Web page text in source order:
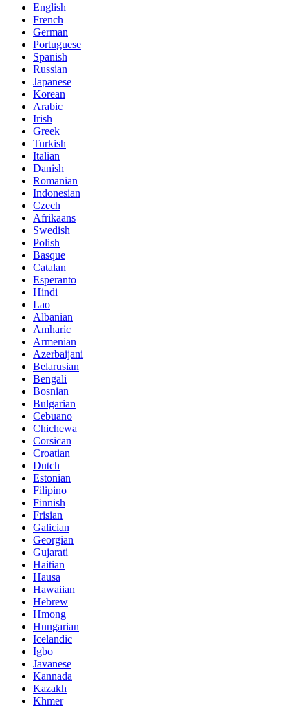
English
French
German
Portuguese
Spanish
Russian
Japanese
Korean
Arabic
Irish
Greek
Turkish
Italian
Danish
Romanian
Indonesian
Czech
Afrikaans
Swedish
Polish
Basque
Catalan
Esperanto
Hindi
Lao
Albanian
Amharic
Armenian
Azerbaijani
Belarusian
Bengali
Bosnian
Bulgarian
Cebuano
Chichewa
Corsican
Croatian
Dutch
Estonian
Filipino
Finnish
Frisian
Galician
Georgian
Gujarati
Haitian
Hausa
Hawaiian
Hebrew
Hmong
Hungarian
Icelandic
Igbo
Javanese
Kannada
Kazakh
Khmer